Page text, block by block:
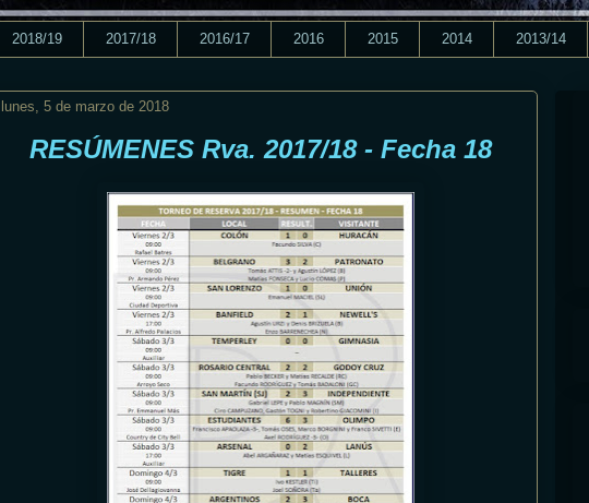
2018/19 2017/18 2016/17 2016 2015 2014 2013/14
lunes, 5 de marzo de 2018
RESÚMENES Rva. 2017/18 - Fecha 18